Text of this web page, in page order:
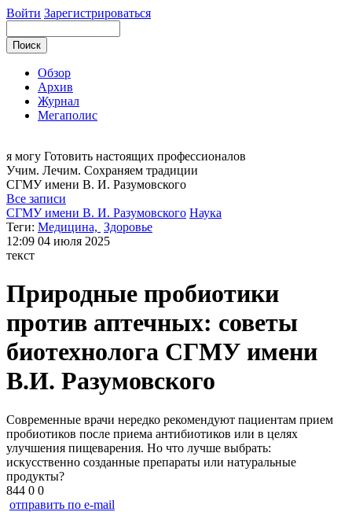
Войти Зарегистрироваться
Обзор
Архив
Журнал
Мегаполис
я могу Готовить настоящих профессионалов
Учим. Лечим. Сохраняем традиции
СГМУимени В. И. Разумовского
Все записи
СГМУ имени В. И. Разумовского Наука
Теги: Медицина, Здоровье
12:09 04 июля 2025
текст
Природные пробиотики
против аптечных: советы
биотехнолога СГМУ имени
В.И. Разумовского
Современные врачи нередко рекомендуют пациентам прием
пробиотиков после приема антибиотиков или в целях
улучшения пищеварения. Но что лучше выбрать:
искусственно созданные препараты или натуральные
продукты?
844 0 0
отправить по e-mail